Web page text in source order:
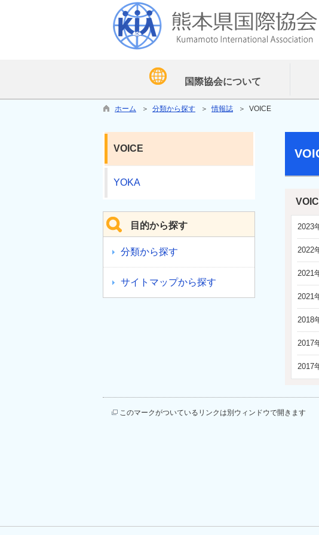
国際協会について
ホーム ＞ 分類から探す ＞情報誌 ＞ VOICE
2023
2022
2021
2021
2018
2017
2017
VOICE
YOKA
目的から探す
分類から探す
サイトマップから探す
このマークがついているリンクは別ウィンドウで開きます